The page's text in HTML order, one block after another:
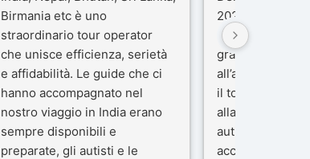
Birmania etc è uno
straordinario tour operator
che unisce efficienza, serietà
e affidabilità. Le guide che ci
hanno accompagnato nel
nostro viaggio in India erano
sempre disponibili e
preparate, gli autisti e le
2025), è stata
che porteremo
gran parte del
all’agenzia che
il tour con cura
alla nostra
autista che ci
accompagnati